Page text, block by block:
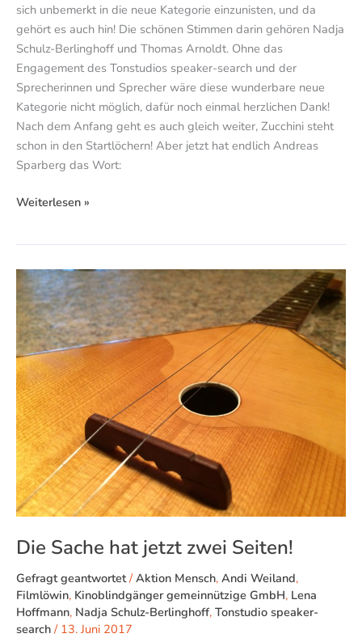
sich unbemerkt in die neue Kategorie einzunisten, und da
gehört es auch hin! Die schönen Stimmen darin gehören Nadja
Schulz-Berlinghoff und Thomas Arnoldt. Ohne das
Engagement des Tonstudios speaker-search und der
Sprecherinnen und Sprecher wäre diese wunderbare neue
Kategorie nicht möglich, dafür noch einmal herzlichen Dank!
Nach dem Anfang geht es auch gleich weiter, Zucchini steht
schon in den Startlöchern! Aber jetzt hat endlich Andreas
Sparberg das Wort:
Weiterlesen »
Die Sache hat jetzt zwei Seiten!
Gefragt geantwortet/Aktion Mensch, Andi Weiland,
Filmlöwin, Kinoblindgänger gemeinnützige GmbH, Lena
Hoffmann, Nadja Schulz-Berlinghoff, Tonstudio speaker-
search / 13. Juni 2017
Die
Sache
hat
jetzt
zwei
Seiten!